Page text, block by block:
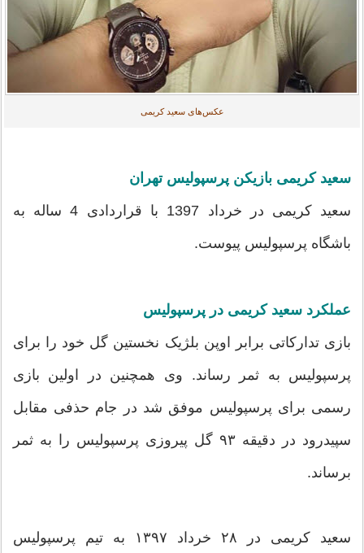
عکس‌های سعید کریمی
سعید کریمی بازیکن پرسپولیس تهران
سعید کریمی در خرداد 1397 با قراردادی 4 ساله به
باشگاه پرسپولیس پیوست.
عملکرد سعید کریمی در پرسپولیس
بازی تدارکاتی برابر اوپن بلژیک نخستین گل خود را برای
پرسپولیس به ثمر رساند. وی همچنین در اولین بازی
رسمی برای پرسپولیس موفق شد در جام حذفی مقابل
سپیدرود در دقیقه ۹۳ گل پیروزی پرسپولیس را به ثمر
برساند.
سعید کریمی در ۲۸ خرداد ۱۳۹۷ به تیم پرسپولیس